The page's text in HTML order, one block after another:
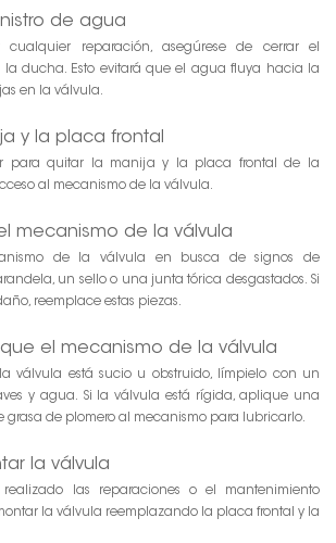
de agua
cualquier reparación, asegúrese de cerrar el
la ducha. Esto evitará que el agua fluya hacia la
en la válvula.
y la placa frontal
para quitar la manija y la placa frontal de la
al mecanismo de la válvula.
mecanismo de la válvula
de la válvula en busca de signos de
un sello o una junta tórica desgastados. Si
reemplace estas piezas.
el mecanismo de la válvula
válvula está sucio u obstruido, límpielo con un
y agua. Si la válvula está rígida, aplique una
de plomero al mecanismo para lubricarlo.
la válvula
las reparaciones o el mantenimiento
la válvula reemplazando la placa frontal y la